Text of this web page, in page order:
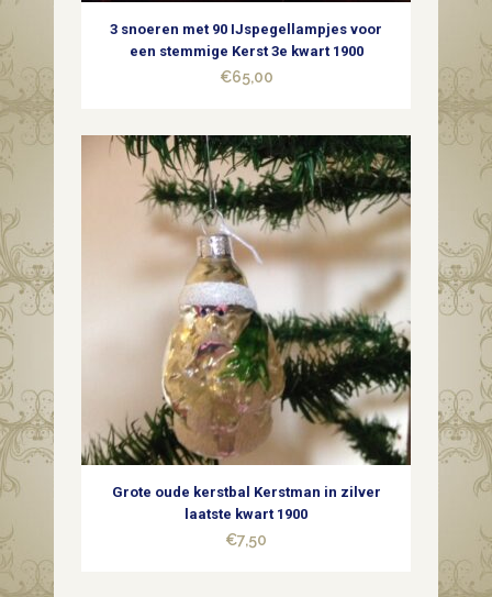
3 snoeren met 90 IJspegellampjes voor
een stemmige Kerst 3e kwart 1900
€65,00
Grote oude kerstbal Kerstman in zilver
laatste kwart 1900
€7,50